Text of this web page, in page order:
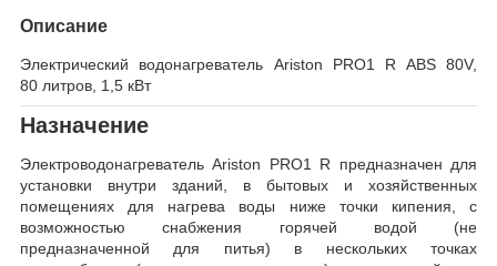
Описание
Электрический водонагреватель Ariston PRO1 R ABS 80V,
80 литров, 1,5 кВт
Назначение
Электроводонагреватель Ariston PRO1 R предназначен для
установки внутри зданий, в бытовых и хозяйственных
помещениях для нагрева воды ниже точки кипения, с
возможностью снабжения горячей водой (не
предназначенной для питья) в нескольких точках